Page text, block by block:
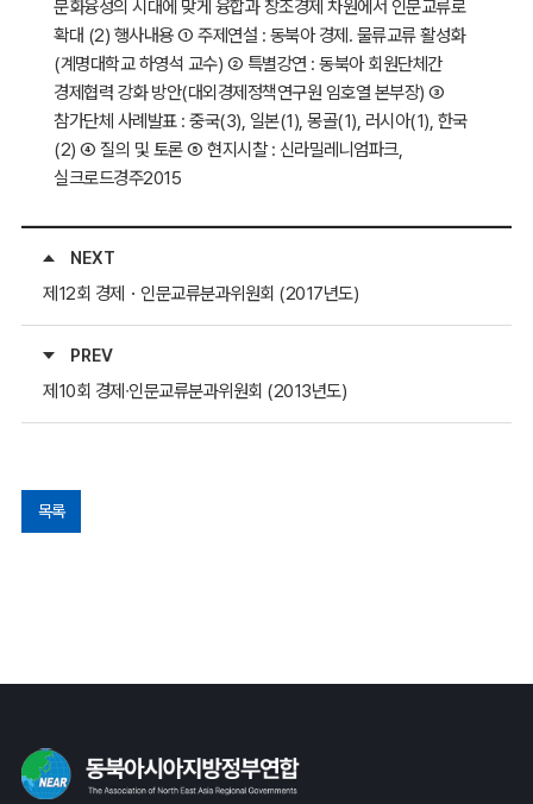
문화융성의 시대에 맞게 융합과 창조경제 차원에서 인문교류로
확대 (2) 행사내용 ① 주제연설 : 동북아 경제․ 물류교류 활성화
(계명대학교 하영석 교수) ② 특별강연 : 동북아 회원단체간
경제협력 강화 방안(대외경제정책연구원 임호열 본부장) ③
참가단체 사례발표 : 중국(3), 일본(1), 몽골(1), 러시아(1), 한국
(2) ④ 질의 및 토론 ⑤ 현지시찰 : 신라밀레니엄파크,
실크로드경주2015
NEXT
제12회 경제・인문교류분과위원회 (2017년도)
PREV
제10회 경제∙인문교류분과위원회 (2013년도)
목록